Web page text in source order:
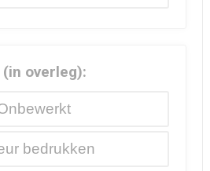
overleg):